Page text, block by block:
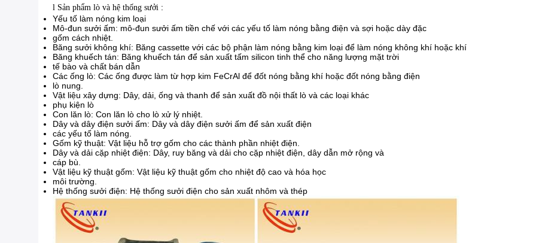
l Sản phẩm lò và hệ thống sưởi :
Yếu tố làm nóng kim loại
Mô-đun sưởi ấm: mô-đun sưởi ấm tiền chế với các yếu tố làm nóng bằng điện và sợi hoặc dày đặc
gốm cách nhiệt.
Băng sưởi không khí: Băng cassette với các bộ phận làm nóng bằng kim loại để làm nóng không khí hoặc khí
Băng khuếch tán: Băng khuếch tán để sản xuất tấm silicon tinh thể cho năng lượng mặt trời
tế bào và chất bán dẫn
Các ống lò: Các ống được làm từ hợp kim FeCrAl để đốt nóng bằng khí hoặc đốt nóng bằng điện
lò nung.
Vật liệu xây dựng: Dây, dải, ống và thanh để sản xuất đồ nội thất lò và các loại khác
phụ kiện lò
Con lăn lò: Con lăn lò cho lò xử lý nhiệt.
Dây và dây điện sưởi ấm: Dây và dây điện sưởi ấm để sản xuất điện
các yếu tố làm nóng.
Gốm kỹ thuật: Vật liệu hỗ trợ gốm cho các thành phần nhiệt điện.
Dây và dải cặp nhiệt điện: Dây, ruy băng và dải cho cặp nhiệt điện, dây dẫn mở rộng và
cáp bù.
Vật liệu kỹ thuật gốm: Vật liệu kỹ thuật gốm cho nhiệt độ cao và hóa học
môi trường.
Hệ thống sưởi điện: Hệ thống sưởi điện cho sản xuất nhôm và thép